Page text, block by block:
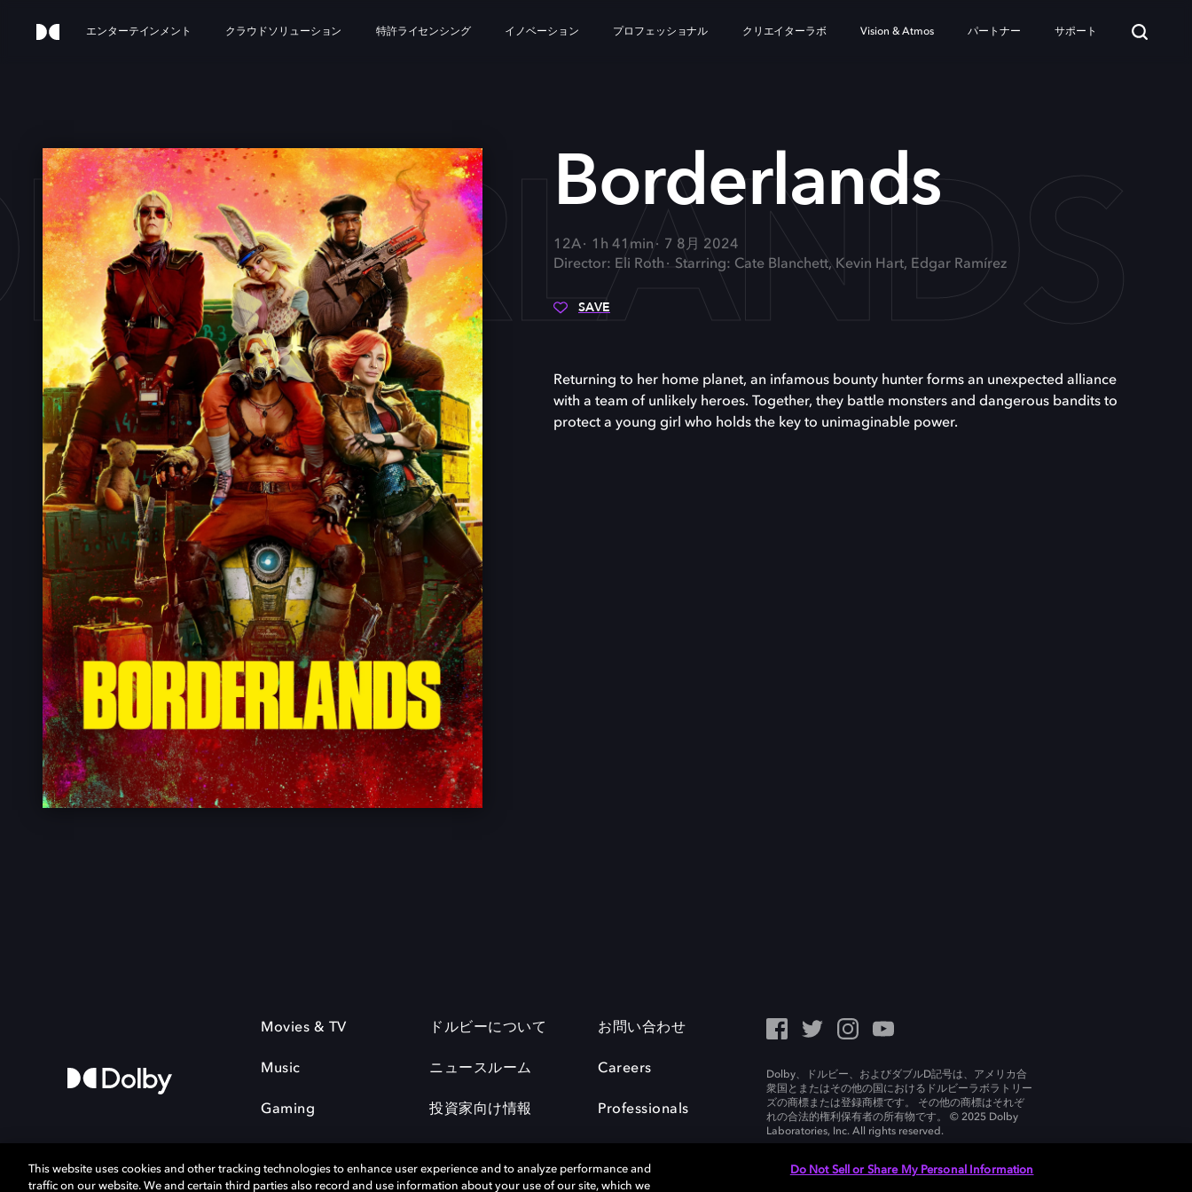
エンターテインメント クラウドソリューション 特許ライセンシング イノベーション プロフェッショナル クリエイターラボ Vision & Atmos パートナー サポート
Borderlands
12A 1h 41min
7 8月 2024
Director: Eli Roth
Starring: Cate Blanchett, Kevin Hart, Edgar Ramírez
SAVE
Returning to her home planet, an infamous bounty hunter forms an unexpected alliance
with a team of unlikely heroes. Together, they battle monsters and dangerous bandits to
protect a young girl who holds the key to unimaginable power.
Movies & TV
Music
Gaming
ドルビーについて
ニュースルーム
投資家向け情報
お問い合わせ
Careers
Professionals
Dolby、ドルビー、およびダブルD記号は、アメリカ合
衆国とまたはその他の国におけるドルビーラボラトリー
ズの商標または登録商標です。 その他の商標はそれぞ
れの合法的権利保有者の所有物です。 © 2025 Dolby
Laboratories, Inc. All rights reserved.
This website uses cookies and other tracking technologies to enhance user experience and to analyze performance and
traffic on our website. We and certain third parties also record and use information about your use of our site, which we
Do Not Sell or Share My Personal Information